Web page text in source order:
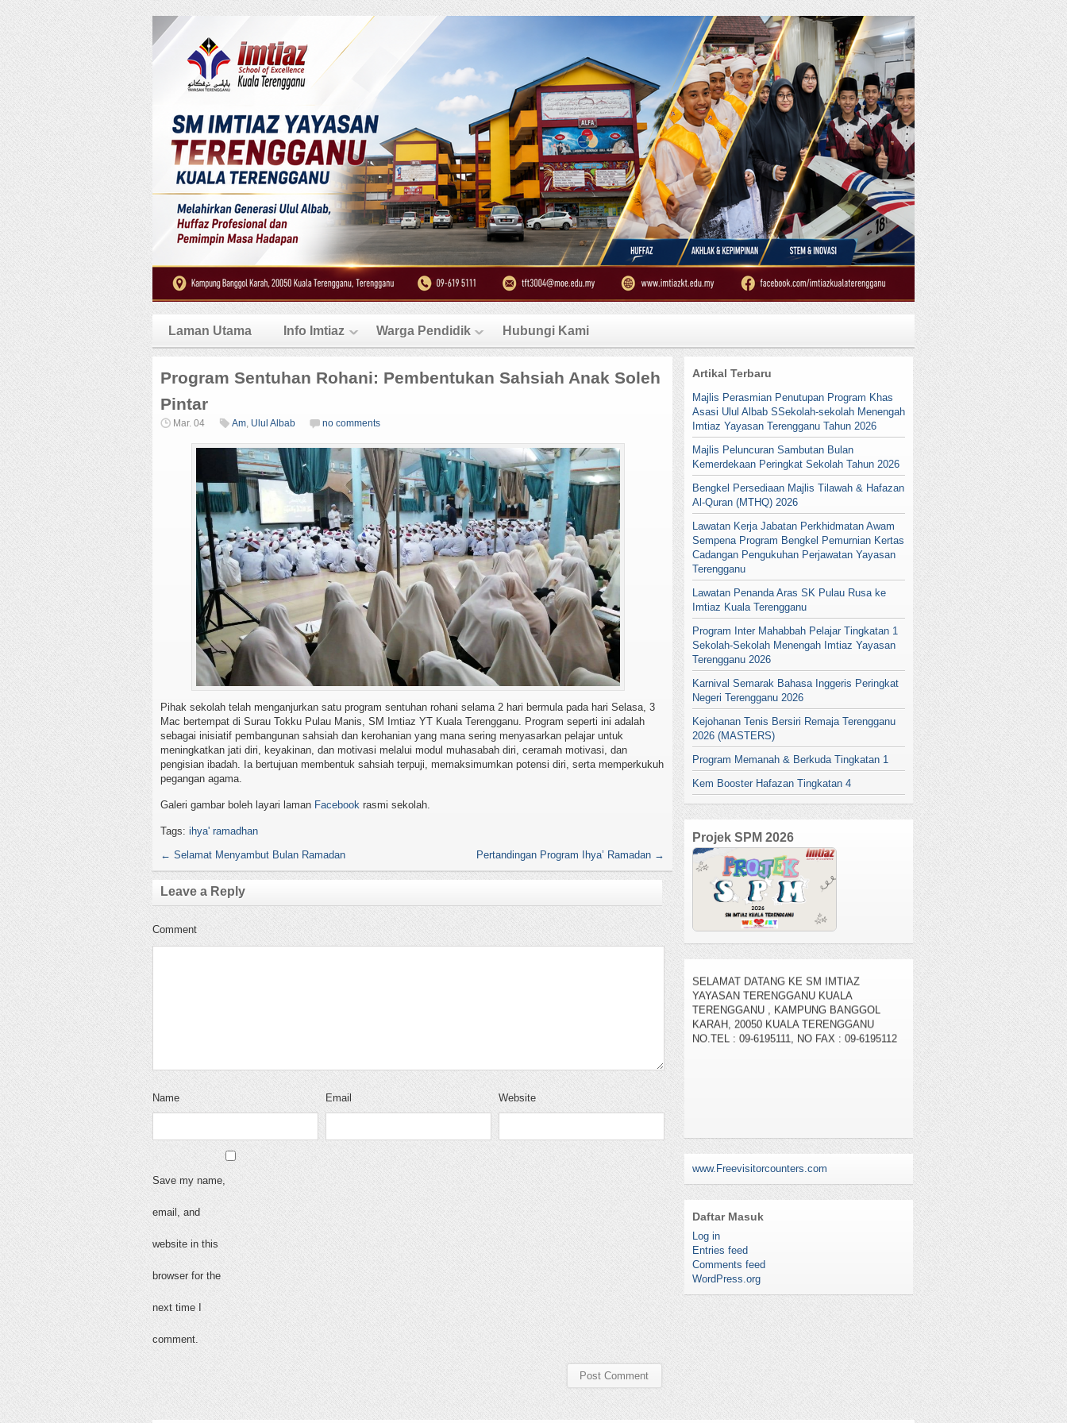
Laman Utama Info Imtiaz Warga Pendidik Hubungi Kami
Program Sentuhan Rohani: Pembentukan Sahsiah Anak Soleh
Pintar
Mar. 04 Am, Ulul Albab no comments
Pihak sekolah telah menganjurkan satu program sentuhan rohani selama 2 hari bermula pada hari Selasa, 3
Mac bertempat di Surau Tokku Pulau Manis, SM Imtiaz YT Kuala Terengganu. Program seperti ini adalah
sebagai inisiatif pembangunan sahsiah dan kerohanian yang mana sering menyasarkan pelajar untuk
meningkatkan jati diri, keyakinan, dan motivasi melalui modul muhasabah diri, ceramah motivasi, dan
pengisian ibadah. Ia bertujuan membentuk sahsiah terpuji, memaksimumkan potensi diri, serta memperkukuh
pegangan agama.
Galeri gambar boleh layari laman Facebook rasmi sekolah.
Tags: ihya' ramadhan
← Selamat Menyambut Bulan Ramadan Pertandingan Program Ihya’ Ramadan →
Leave a Reply
Comment
Name Email Website
Save my name,
email, and
website in this
browser for the
next time I
comment.
Artikal Terbaru
Majlis Perasmian Penutupan Program Khas
Asasi Ulul Albab SSekolah-sekolah Menengah
Imtiaz Yayasan Terengganu Tahun 2026
Majlis Peluncuran Sambutan Bulan
Kemerdekaan Peringkat Sekolah Tahun 2026
Bengkel Persediaan Majlis Tilawah & Hafazan
Al-Quran (MTHQ) 2026
Lawatan Kerja Jabatan Perkhidmatan Awam
Sempena Program Bengkel Pemurnian Kertas
Cadangan Pengukuhan Perjawatan Yayasan
Terengganu
Lawatan Penanda Aras SK Pulau Rusa ke
Imtiaz Kuala Terengganu
Program Inter Mahabbah Pelajar Tingkatan 1
Sekolah-Sekolah Menengah Imtiaz Yayasan
Terengganu 2026
Karnival Semarak Bahasa Inggeris Peringkat
Negeri Terengganu 2026
Kejohanan Tenis Bersiri Remaja Terengganu
2026 (MASTERS)
Program Memanah & Berkuda Tingkatan 1
Kem Booster Hafazan Tingkatan 4
Projek SPM 2026
SELAMAT DATANG KE SM IMTIAZ
YAYASAN TERENGGANU KUALA
TERENGGANU , KAMPUNG BANGGOL
KARAH, 20050 KUALA TERENGGANU
NO.TEL : 09-6195111, NO FAX : 09-6195112
www.Freevisitorcounters.com
Daftar Masuk
Log in
Entries feed
Comments feed
WordPress.org